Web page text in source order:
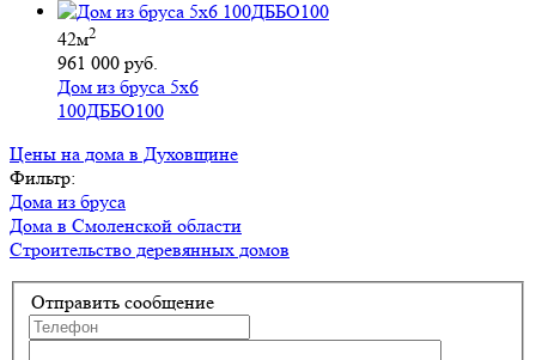
42м2
961 000 руб.
Дом из бруса 5х6
100ДББО100
Цены на дома в Духовщине
Фильтр:
Дома из бруса
Дома в Смоленской области
Строительство деревянных домов
Отправить сообщение